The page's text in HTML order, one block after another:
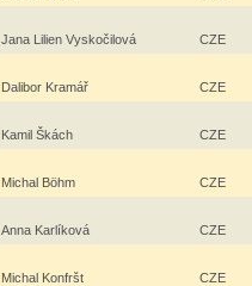
Jana Lilien Vyskočilová CZE
Dalibor Kramář CZE
Kamil Škách CZE
Michal Böhm CZE
Anna Karlíková CZE
Michal Konfršt CZE